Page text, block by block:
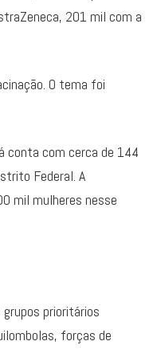
201 mil com a
O tema foi
conta com cerca de 144
Federal. A
mil mulheres nesse
prioritários
forças de